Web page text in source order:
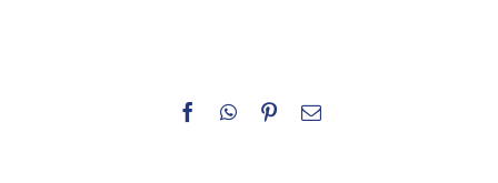
Facebook
WhatsApp
Pinterest
E-